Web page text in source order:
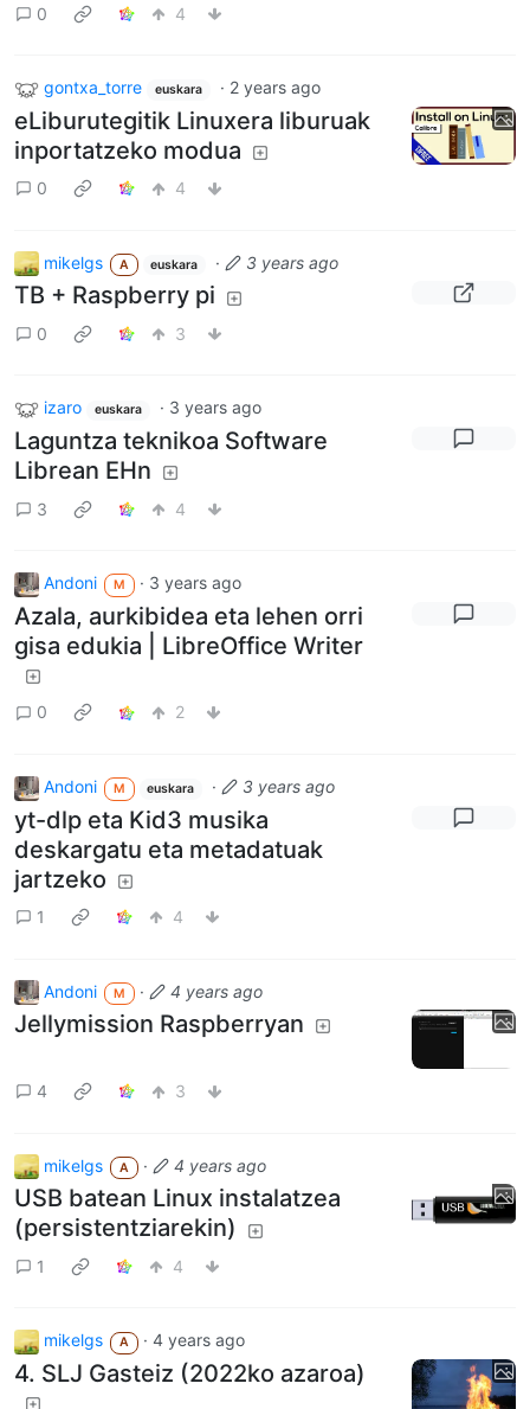
0 4
gontxa_torre euskara · 2 years ago
eLiburutegitik Linuxera liburuak
inportatzeko modua
0 4
mikelgs A euskara · 3 years ago
TB + Raspberry pi
0 3
izaro euskara · 3 years ago
Laguntza teknikoa Software
Librean EHn
3 4
Andoni M · 3 years ago
Azala, aurkibidea eta lehen orri
gisa edukia | LibreOffice Writer
0 2
Andoni M euskara · 3 years ago
yt-dlp eta Kid3 musika
deskargatu eta metadatuak
jartzeko
1 4
Andoni M · 4 years ago
Jellymission Raspberryan
4 3
mikelgs A · 4 years ago
USB batean Linux instalatzea
(persistentziarekin)
1 4
mikelgs A · 4 years ago
4. SLJ Gasteiz (2022ko azaroa)